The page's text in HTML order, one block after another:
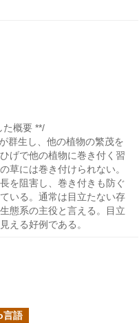
た概要 **/
群生し、他の植物の繁茂を
げで他の植物に巻き付く習
草には巻き付けられない。
を阻害し、巻き付きも防ぐ
いる。通常は目立たない存
態系の主役と言える。目立
える好例である。
言語